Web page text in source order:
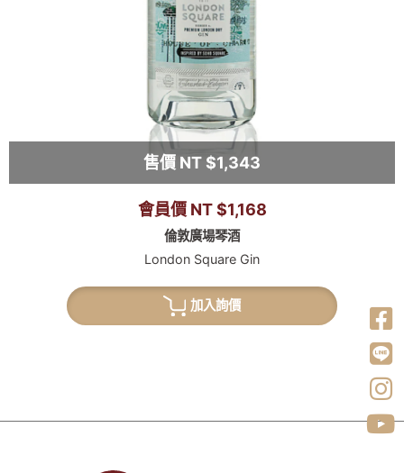
售價 NT $1,343
會員價 NT $1,168
倫敦廣場琴酒
London Square Gin
加入詢價